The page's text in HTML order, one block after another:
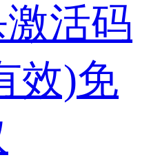
活码
效)免